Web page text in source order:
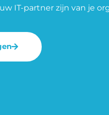
IT-partner zijn van je